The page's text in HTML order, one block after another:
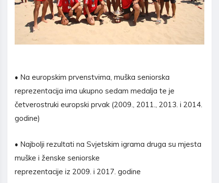
• Na europskim prvenstvima, muška seniorska
reprezentacija ima ukupno sedam medalja te je
četverostruki europski prvak (2009., 2011., 2013. i 2014.
godine)
• Najbolji rezultati na Svjetskim igrama druga su mjesta
muške i ženske seniorske
reprezentacije iz 2009. i 2017. godine